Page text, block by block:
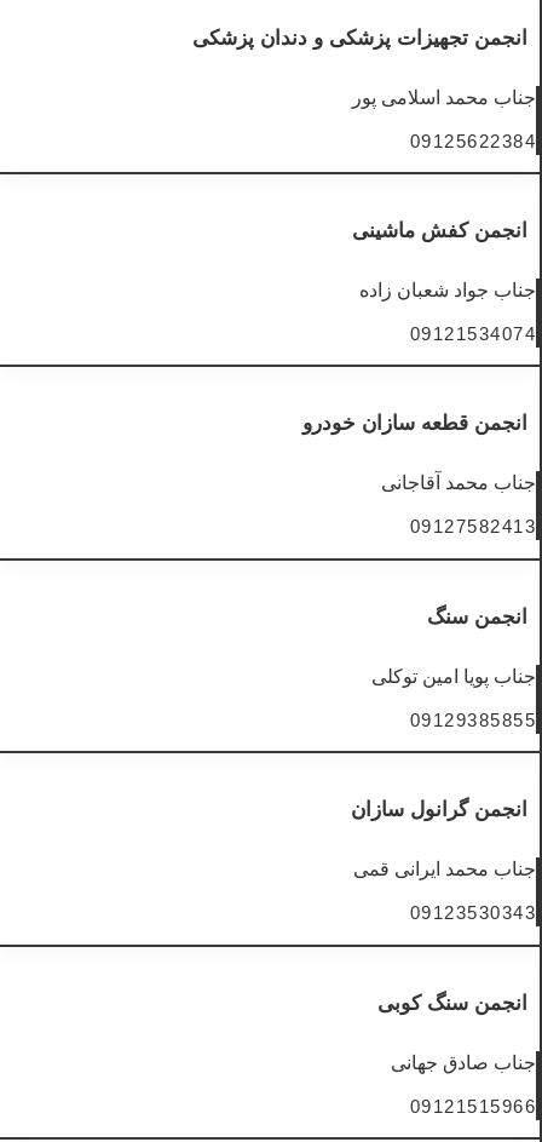
انجمن تجهیزات پزشکی و دندان پزشکی
جناب محمد اسلامی پور
09125622384
انجمن کفش ماشینی
جناب جواد شعبان زاده
09121534074
انجمن قطعه سازان خودرو
جناب محمد آقاجانی
09127582413
انجمن سنگ
جناب پویا امین توکلی
09129385855
انجمن گرانول سازان
جناب محمد ایرانی قمی
09123530343
انجمن سنگ کوبی
جناب صادق جهانی
09121515966